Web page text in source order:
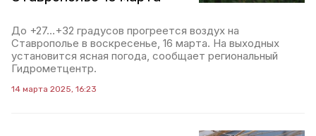
До +27…+32 градусов прогреется воздух на
Ставрополье в воскресенье, 16 марта. На выходных
установится ясная погода, сообщает региональный
Гидрометцентр.
14 марта 2025, 16:23